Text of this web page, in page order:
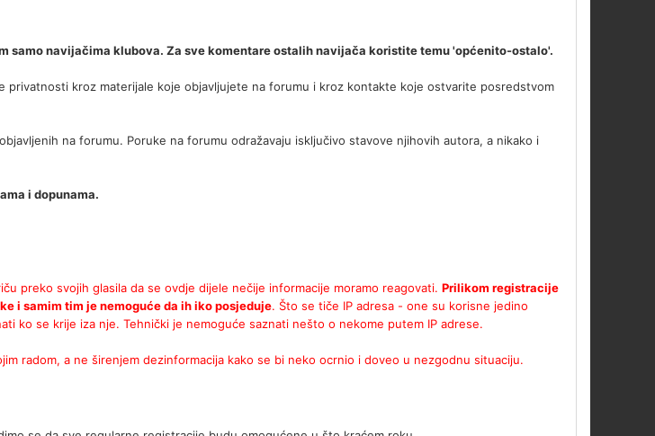
samo navijačima klubova. Za sve komentare ostalih navijača koristite temu 'općenito-ostalo'.
privatnosti kroz materijale koje objavljujete na forumu i kroz kontakte koje ostvarite posredstvom
na forumu. Poruke na forumu odražavaju isključivo stavove njihovih autora, a nikako i
i dopunama.
preko svojih glasila da se ovdje dijele nečije informacije moramo reagovati. Prilikom registracije
i samim tim je nemoguće da ih iko posjeduje. Što se tiče IP adresa - one su korisne jedino
ko se krije iza nje. Tehnički je nemoguće saznati nešto o nekome putem IP adrese.
radom, a ne širenjem dezinformacija kako se bi neko ocrnio i doveo u nezgodnu situaciju.